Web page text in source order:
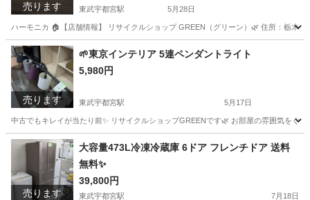
売ります 東武宇都宮駅 5月28日
ハーモニカ 🏠【店舗情報】 リサイクルショップ GREEN（グリーン）🌿 住所：栃木
栃木 宇都宮市 東武宇都宮駅 ミニカー 買取
売ります
‪🌱‬東京インテリア 5連ペンダントライト
5,980円
東武宇都宮駅 5月17日
中古でもキレイが当たり前✨ リサイクルショップGREENです🌿 お部屋の雰囲気をぐ
栃木 宇都宮市 東武宇都宮駅 照明器具 ペンダントライト
売ります
大容量473L冷凍冷蔵庫 6ドア フレンチドア 送料
無料✨
39,800円
東武宇都宮駅 7月18日